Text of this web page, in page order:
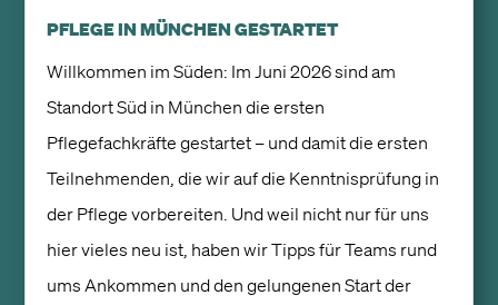
PFLEGE IN MÜNCHEN GESTARTET
Willkommen im Süden: Im Juni 2026 sind am
Standort Süd in München die ersten
Pflegefachkräfte gestartet – und damit die ersten
Teilnehmenden, die wir auf die Kenntnisprüfung in
der Pflege vorbereiten. Und weil nicht nur für uns
hier vieles neu ist, haben wir Tipps für Teams rund
ums Ankommen und den gelungenen Start der